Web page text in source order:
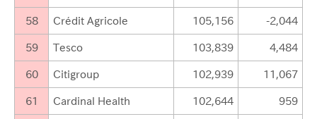
58 Crédit Agricole 105,156 -2,044
59 Tesco 103,839 4,484
60 Citigroup 102,939 11,067
61 Cardinal Health 102,644 959